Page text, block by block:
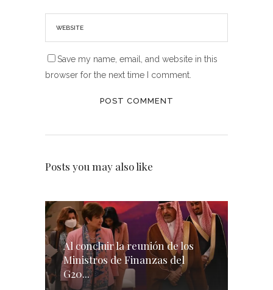
Save my name, email, and website in this
browser for the next time I comment.
Posts you may also like
Al concluir la reunión de los
Ministros de Finanzas del
G20...